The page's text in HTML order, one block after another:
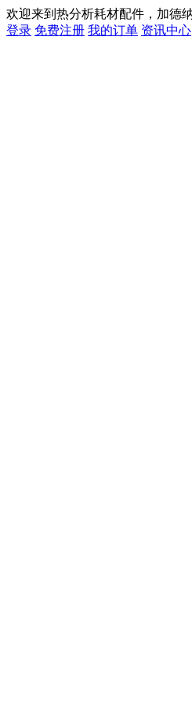
欢迎来到热分析耗材配件，加德
登录 免费注册 我的订单 资讯中心